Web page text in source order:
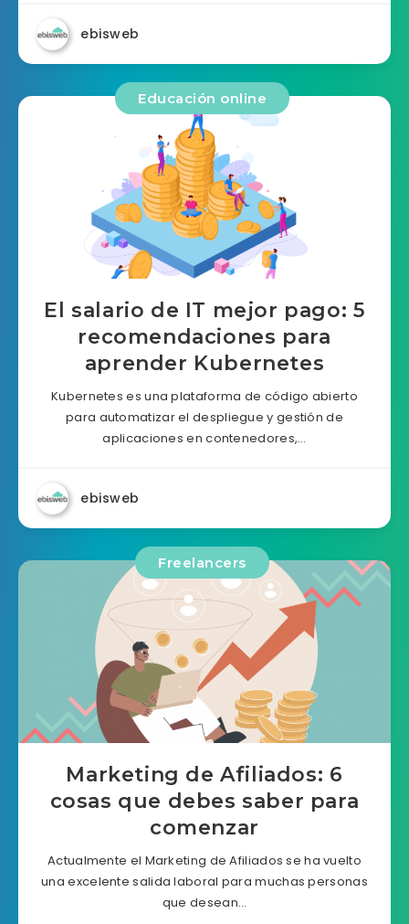
ebisweb
Educación online
El salario de IT mejor pago: 5
recomendaciones para
aprender Kubernetes
Kubernetes es una plataforma de código abierto
para automatizar el despliegue y gestión de
aplicaciones en contenedores,…
ebisweb
Freelancers
Marketing de Afiliados: 6
cosas que debes saber para
comenzar
Actualmente el Marketing de Afiliados se ha vuelto
una excelente salida laboral para muchas personas
que desean…